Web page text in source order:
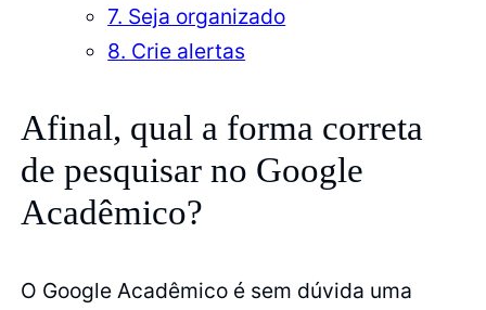
7. Seja organizado
8. Crie alertas
Afinal, qual a forma correta
de pesquisar no Google
Acadêmico?
O Google Acadêmico é sem dúvida uma